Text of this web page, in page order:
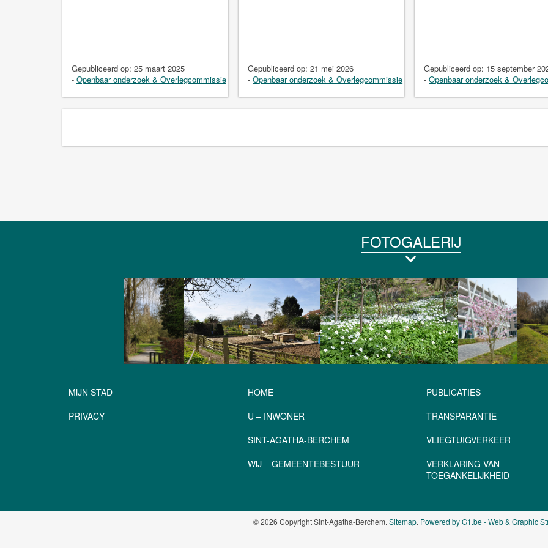
Gepubliceerd op: 25 maart 2025
- Openbaar onderzoek & Overlegcommissie
Gepubliceerd op:21 mei 2026
-Openbaar onderzoek & Overlegcommissie
Gepubliceerd op: 15 september
-Openbaar onderzoek &
FOTOGALERIJ
MIJN STAD
PRIVACY
HOME
U – INWONER
SINT-AGATHA-BERCHEM
WIJ – GEMEENTEBESTUUR
PUBLICATIES
TRANSPARANTIE
VLIEGTUIGVERKEER
VERKLARING VAN
TOEGANKELIJKHEID
© 2026 Copyright Sint-Agatha-Berchem. Sitemap. Powered by G1.be - Web & Graphic